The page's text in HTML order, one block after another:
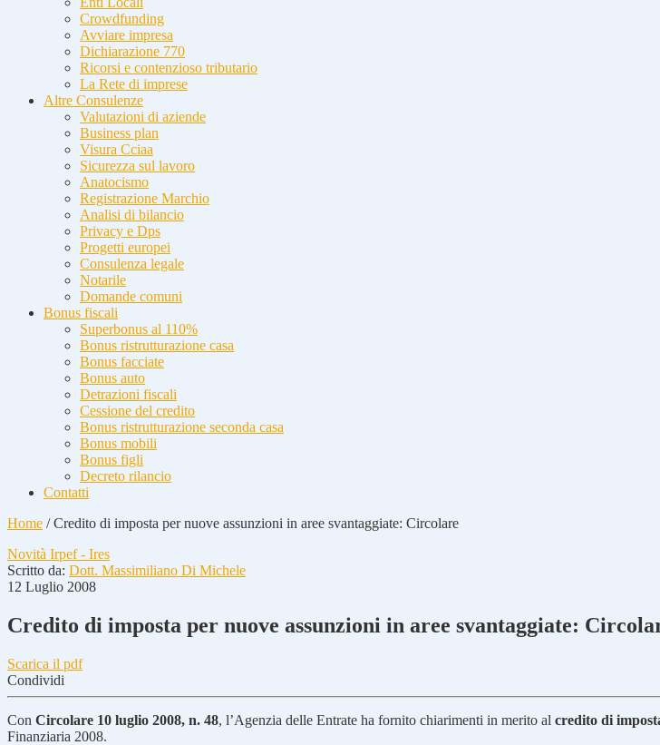
Crowdfunding
Avviare impresa
Dichiarazione 770
Ricorsi e contenzioso tributario
La Rete di imprese
Altre Consulenze
Valutazioni di aziende
Business plan
Visura Cciaa
Sicurezza sul lavoro
Anatocismo
Registrazione Marchio
Analisi di bilancio
Privacy e Dps
Progetti europei
Consulenza legale
Notarile
Domande comuni
Bonus fiscali
Superbonus al 110%
Bonus ristrutturazione casa
Bonus facciate
Bonus auto
Detrazioni fiscali
Cessione del credito
Bonus ristrutturazione seconda casa
Bonus mobili
Bonus figli
Decreto rilancio
Contatti
Home /Credito di imposta per nuove assunzioni in aree svantaggiate: Circolare
Novità Irpef - Ires
Scritto da: Dott. Massimiliano Di Michele
12 Luglio 2008
Credito di imposta per nuove assunzioni in aree svantaggiate:
Scarica il pdf
Condividi
Con Circolare 10 luglio 2008, n. 48, l’Agenzia delle Entrate ha fornito chiarimenti in merito al credito di
Finanziaria 2008.